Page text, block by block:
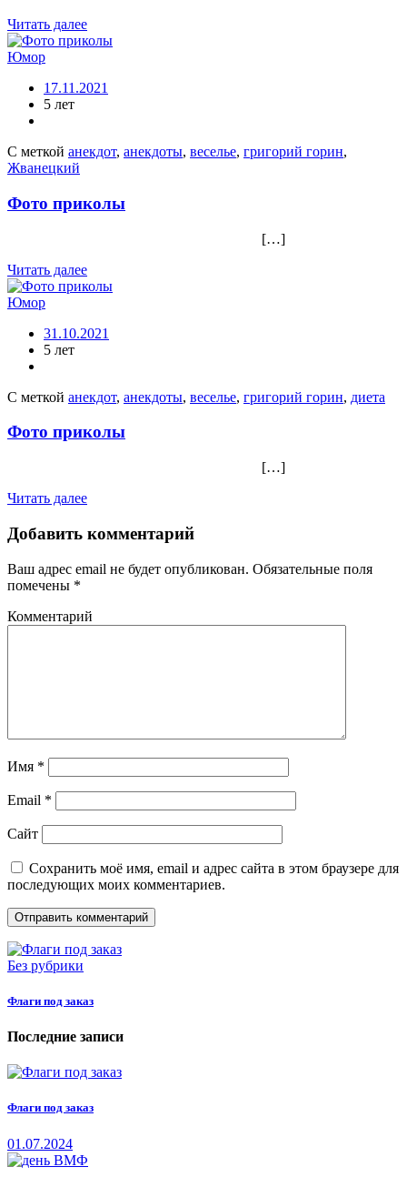
Читать далее
Юмор
17.11.2021
5 лет
С меткой анекдот, анекдоты, веселье, григорий горин,
Жванецкий
Фото приколы
[…]
Читать далее
Юмор
31.10.2021
5 лет
С меткой анекдот, анекдоты, веселье, григорий горин, диета
Фото приколы
[…]
Читать далее
Добавить комментарий
Ваш адрес email не будет опубликован. Обязательные поля
помечены *
Комментарий
Имя *
Email *
Сайт
Сохранить моё имя, email и адрес сайта в этом браузере для
последующих моих комментариев.
Без рубрики
Флаги под заказ
Последние записи
Флаги под заказ
01.07.2024